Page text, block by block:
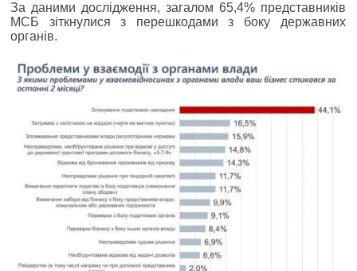
За даними дослідження, загалом 65,4% представників
МСБ зіткнулися з перешкодами з боку державних
органів.